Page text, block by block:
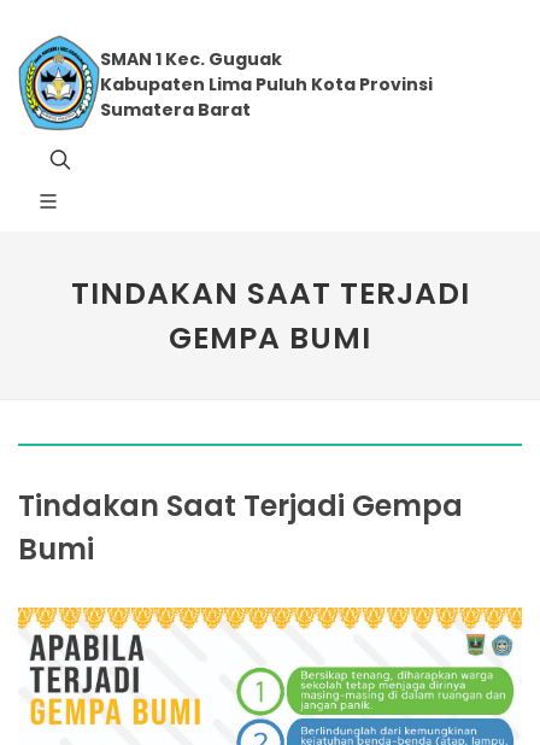
SMAN 1 Kec. Guguak
Kabupaten Lima Puluh Kota Provinsi
Sumatera Barat
TINDAKAN SAAT TERJADI
GEMPA BUMI
Tindakan Saat Terjadi Gempa
Bumi